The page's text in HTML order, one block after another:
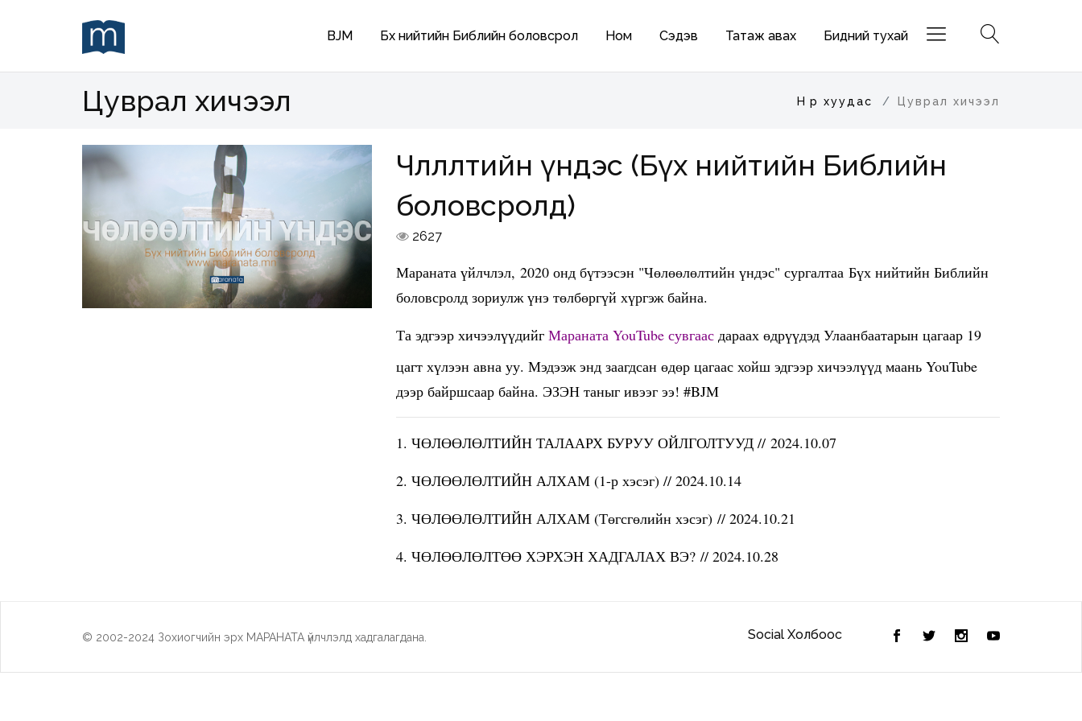
BJM Бүх нийтийн Библийн боловсрол Ном Сэдэв Татаж авах Бидний тухай
Цуврал хичээл Нүүр хуудас Цуврал хичээл
Чөлөөлөлтийн үндэс (Бүх нийтийн Библийн
боловсролд)
2627
Мараната үйлчлэл, 2020 онд бүтээсэн "Чөлөөлөлтийн үндэс" сургалтаа Бүх нийтийн Библийн
боловсролд зориулж үнэ төлбөргүй хүргэж байна.
Та эдгээр хичээлүүдийг Мараната YouTube сувгаас дараах өдрүүдэд Улаанбаатарын цагаар 19
цагт хүлээн авна уу. Мэдээж энд заагдсан өдөр цагаас хойш эдгээр хичээлүүд маань YouTube
дээр байршсаар байна. ЭЗЭН таныг ивээг ээ! #BJM
1. ЧӨЛӨӨЛӨЛТИЙН ТАЛААРХ БУРУУ ОЙЛГОЛТУУД // 2024.10.07
2. ЧӨЛӨӨЛӨЛТИЙН АЛХАМ (1-р хэсэг) // 2024.10.14
3. ЧӨЛӨӨЛӨЛТИЙН АЛХАМ (Төгсгөлийн хэсэг) // 2024.10.21
4. ЧӨЛӨӨЛӨЛТӨӨ ХЭРХЭН ХАДГАЛАХ ВЭ? // 2024.10.28
© 2002-2024 Зохиогчийн эрх МАРАНАТА үйлчлэлд хадгалагдана. Social Холбоос